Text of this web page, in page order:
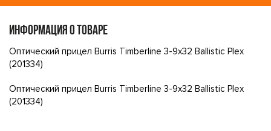
ИНФОРМАЦИЯ О ТОВАРЕ
Оптический прицел Burris Timberline 3-9x32 Ballistic Plex
(201334)
Оптический прицел Burris Timberline 3-9x32 Ballistic Plex
(201334)